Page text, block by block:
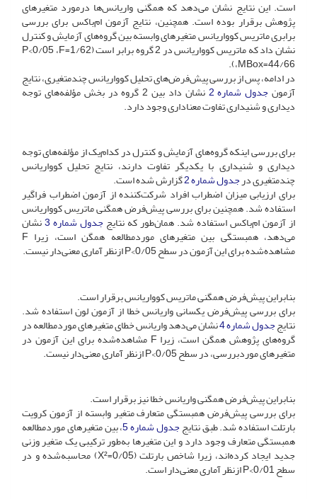
است. این نتایج نشان می‌دهد که همگنی واریانس‌ها در‌مورد متغیرهای
پژوهش برقرار بوده است. همچنین، نتایج آزمون ام‌باکس برای بررسی
برابری ماتریس کوواریانس متغیرهای وابسته بین گروه‌های آزمایش و کنترل
نشان داد که ماتریس کوواریانس در 2 گروه برابر است (P<0/05 ،F=1/62
،MBox=44/66)‌.
در ادامه، پس از بررسی پیش‌فرض‌های تحلیل کوواریانس چندمتغیری، نتایج
آزمون جدول شماره 2 نشان داد بین 2 گروه در بخش مؤلفه‌های توجه
دیداری و شنیداری تفاوت معناداری وجود دارد.
برای بررسی اینکه گروه‌های آزمایش و کنترل در کدام‌یک از مؤلفه‌های توجه
دیداری و شنیداری با یکدیگر تفاوت دارند، نتایج تحلیل کوواریانس
چندمتغیری درجدول شماره 2 گزارش شده است.
برای ارزیابی میزان اضطراب افراد شرکت‌کننده از آزمون اضطراب فراگیر
استفاده شد. همچنین برای بررسی پیش‌فرض همگنی ماتریس کوواریانس
از آزمون ام‌باکس استفاده شد. همان‌طور که نتایج جدول شماره 3 نشان
می‌دهد، همبستگی بین متغیرهای مورد‌مطالعه همگن است، زیرا F
مشاهده‌شده برای این آزمون در سطح P<0/05 از‌نظر آماری معنی‌دار نیست.
بنابراین پیش‌فرض همگنی ماتریس کوواریانس برقرار است.
برای بررسی پیش‌فرض یکسانی واریانس خطا از آزمون لون استفاده شد.
نتایججدول شماره 4 نشان می‌دهد واریانس خطای متغیرهای مورد‌مطالعه در
گروه‌های پژوهش همگن است، زیرا F مشاهده‌شده برای این آزمون در
متغیرهای مورد‌بررسی، در سطح P<0/05 از‌نظر آماری معنی‌دار نیست.
بنابراین پیش‌فرض همگنی واریانس خطا نیز برقرار است.
برای بررسی پیش‌فرض همبستگی متعارف متغیر وابسته از آزمون کرویت
بارتلت استفاده شد. طبق نتایججدول شماره 5 ، بین متغیرهای مورد‌مطالعه
همبستگی متعارف وجود دارد و این متغیرها به‌طور ترکیبی یک متغیر وزنی
جدید ایجاد کرده‌اند، زیرا شاخص بارتلت (X²‌=‌0/05) محاسبه‌شده و در
سطح P<0/01 ازنظر آماری معنی‌دار است.